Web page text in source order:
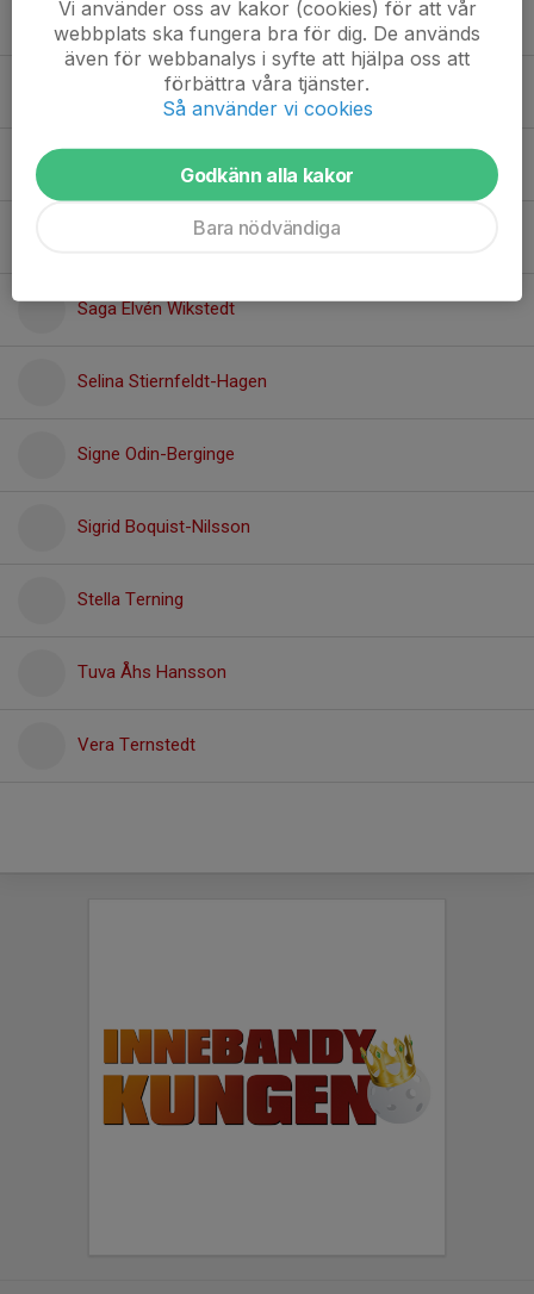
Maja Gustafsson
Mila Andersson
Molly Afverberg
Nellie Lindblom
Saga Elvén Wikstedt
Selina Stiernfeldt-Hagen
Signe Odin-Berginge
Sigrid Boquist-Nilsson
Stella Terning
Tuva Åhs Hansson
Vera Ternstedt
Vi använder oss av kakor (cookies) för att vår
webbplats ska fungera bra för dig. De används
även för webbanalys i syfte att hjälpa oss att
förbättra våra tjänster.
Så använder vi cookies
Godkänn alla kakor
Bara nödvändiga